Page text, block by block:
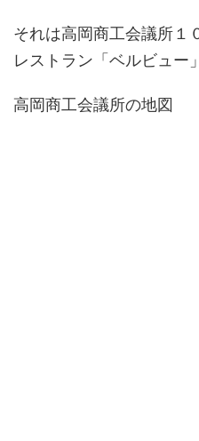
それは高岡商工会議所１
レストラン「ベルビュー」
高岡商工会議所の地図